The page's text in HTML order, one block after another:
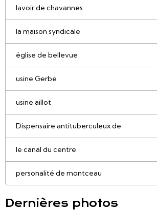
lavoir de chavannes
la maison syndicale
église de bellevue
usine Gerbe
usine aillot
Dispensaire antituberculeux de
le canal du centre
personalité de montceau
Dernières photos